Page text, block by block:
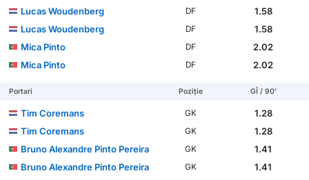
Lucas Woudenberg
DF
1.58
Lucas Woudenberg
DF
1.58
Mica Pinto
DF
2.02
Mica Pinto
DF 2.02
Portari Poziție GÎ / 90'
Tim Coremans GK
1.28
Tim Coremans
GK
1.28
Bruno Alexandre Pinto Pereira
GK
1.41
Bruno Alexandre Pinto Pereira
GK 1.41